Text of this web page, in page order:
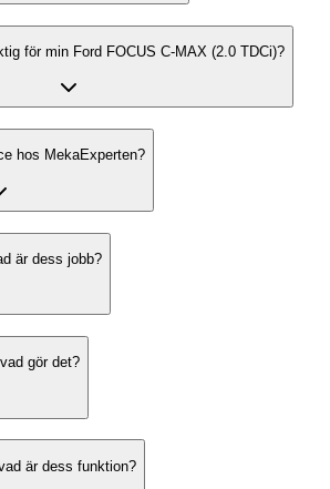
för min Ford FOCUS C-MAX (2.0 TDCi)?
hos MekaExperten?
är dess jobb?
gör det?
är dess funktion?